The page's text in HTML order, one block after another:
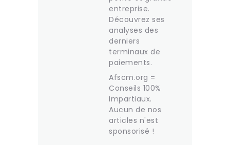
entreprise.
Découvrez ses
analyses des
derniers
terminaux de
paiements.
Afscm.org =
Conseils 100%
Impartiaux.
Aucun de nos
articles n'est
sponsorisé !